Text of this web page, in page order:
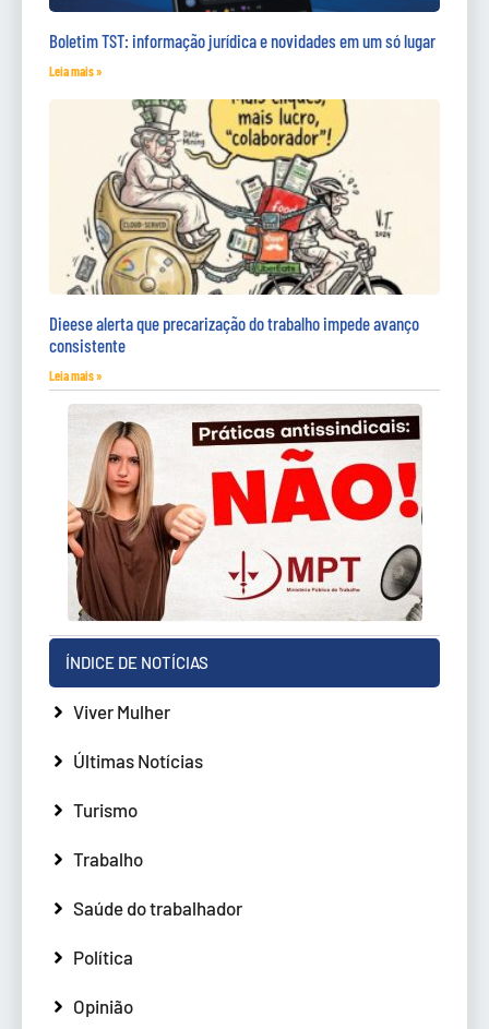
Boletim TST: informação jurídica e novidades em um só lugar
Leia mais »
Dieese alerta que precarização do trabalho impede avanço
consistente
Leia mais »
ÍNDICE DE NOTÍCIAS
Viver Mulher
Últimas Notícias
Turismo
Trabalho
Saúde do trabalhador
Política
Opinião